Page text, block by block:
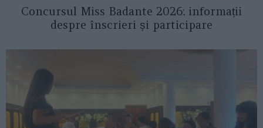
Concursul Miss Badante 2026: informații
despre înscrieri și participare